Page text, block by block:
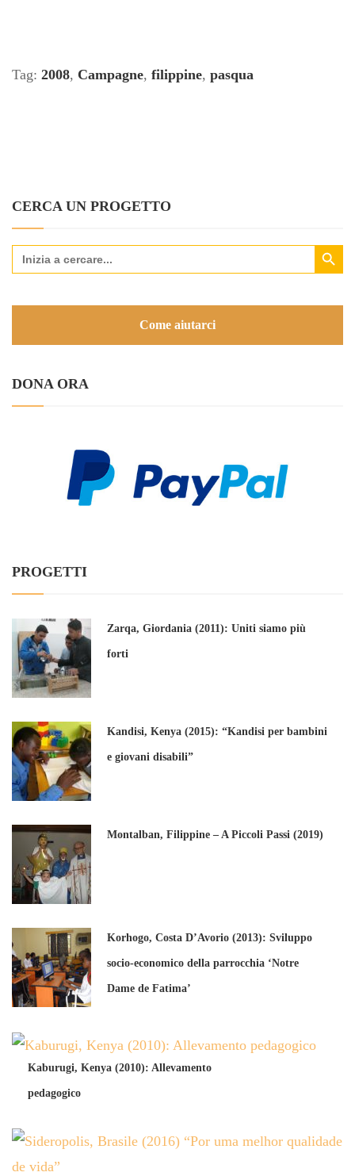
Tag: 2008, Campagne, filippine, pasqua
CERCA UN PROGETTO
Search
for:
Search Button
Come aiutarci
DONA ORA
PROGETTI
Zarqa, Giordania (2011): Uniti siamo più
forti
Kandisi, Kenya (2015): “Kandisi per bambini
e giovani disabili”
Montalban, Filippine – A Piccoli Passi (2019)
Korhogo, Costa D’Avorio (2013): Sviluppo
socio-economico della parrocchia ‘Notre
Dame de Fatima’
Kaburugi, Kenya (2010): Allevamento
pedagogico